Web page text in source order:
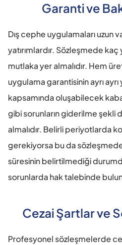
Garanti ve
Dış cephe uygulamaları uzun
yatırımlardır. Sözleşmede
mutlaka yer almalıdır. Hem
uygulama garantisinin ayrı
kapsamında oluşabilecek
gibi sorunların giderilme şekli
almalıdır. Belirli periyotlarda
gerekiyorsa bu da
süresinin belirtilmediği
sorunlarda hak talebinde
Cezai Şartlar ve
Profesyonel sözleşmelerde